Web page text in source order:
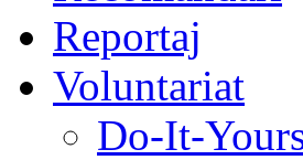
Reportaj
Voluntariat
Do-It-